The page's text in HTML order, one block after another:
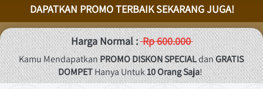
DAPATKAN PROMO TERBAIK SEKARANG JUGA!
Harga Normal : Rp 600.000
Kamu Mendapatkan PROMODISKON SPECIAL dan GRATIS
DOMPET Hanya Untuk 10 Orang Saja!